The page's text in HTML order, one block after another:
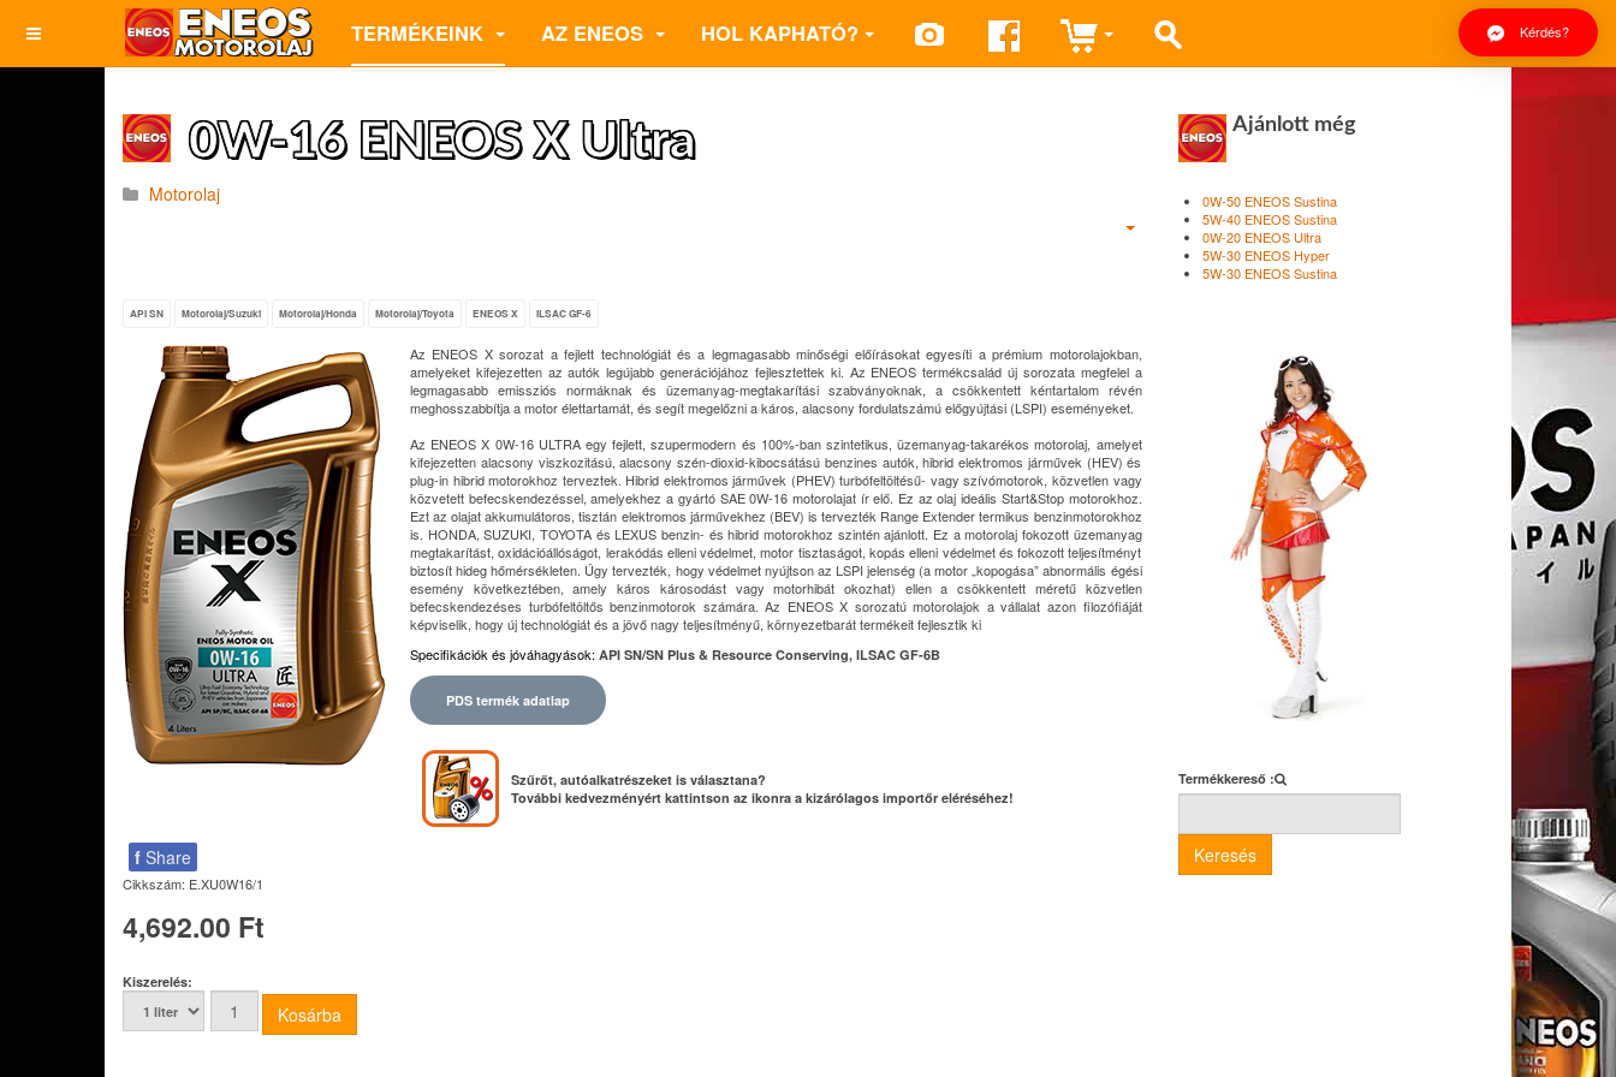
Kérdés?
TERMÉKEINK AZ ENEOS HOL KAPHATÓ?
0W-16 ENEOS X Ultra
Motorolaj
API SN Motorolaj/Suzuki Motorolaj/Honda Motorolaj/Toyota ENEOS X ILSAC GF-6
Az ENEOS X sorozat a fejlett technológiát és a legmagasabb minőségi előírásokat egyesíti a prémium motorolajokban,
amelyeket kifejezetten az autók legújabb generációjához fejlesztettek ki. Az ENEOS termékcsalád új sorozata megfelel a
legmagasabb emissziós normáknak és üzemanyag-megtakarítási szabványoknak, a csökkentett kéntartalom révén
meghosszabbítja a motor élettartamát, és segít megelőzni a káros, alacsony fordulatszámú előgyújtási (LSPI) eseményeket.
Az ENEOS X 0W-16 ULTRA egy fejlett, szupermodern és 100%-ban szintetikus, üzemanyag-takarékos motorolaj, amelyet
kifejezetten alacsony viszkozitású, alacsony szén-dioxid-kibocsátású benzines autók, hibrid elektromos járművek (HEV) és
plug-in hibrid motorokhoz terveztek. Hibrid elektromos járművek (PHEV) turbófeltöltésű- vagy szívómotorok, közvetlen vagy
közvetett befecskendezéssel, amelyekhez a gyártó SAE 0W-16 motorolajat ír elő. Ez az olaj ideális Start&Stop motorokhoz.
Ezt az olajat akkumulátoros, tisztán elektromos járművekhez (BEV) is tervezték Range Extender termikus benzinmotorokhoz
is. HONDA, SUZUKI, TOYOTA és LEXUS benzin- és hibrid motorokhoz szintén ajánlott. Ez a motorolaj fokozott üzemanyag
megtakarítást, oxidációállóságot, lerakódás elleni védelmet, motor tisztaságot, kopás elleni védelmet és fokozott teljesítményt
biztosít hideg hőmérsékleten. Úgy tervezték, hogy védelmet nyújtson az LSPI jelenség (a motor „kopogása” abnormális égési
esemény következtében, amely káros károsodást vagy motorhibát okozhat) ellen a csökkentett méretű közvetlen
befecskendezéses turbófeltöltős benzinmotorok számára. Az ENEOS X sorozatú motorolajok a vállalat azon filozófiáját
képviselik, hogy új technológiát és a jövő nagy teljesítményű, környezetbarát termékeit fejlesztik ki
Specifikációk és jóváhagyások: API SN/SN Plus & Resource Conserving, ILSAC GF-6B
PDS termék adatlap
Szűrőt, autóalkatrészeket is választana?
További kedvezményért kattintson az ikonra a kizárólagos importőr eléréséhez!
f Share
Cikkszám: E.XU0W16/1
4,692.00 Ft
Kiszerelés:
Ajánlott még
0W-50 ENEOS Sustina
5W-40 ENEOS Sustina
0W-20 ENEOS Ultra
5W-30 ENEOS Hyper
5W-30 ENEOS Sustina
Termékkereső :
Keresés